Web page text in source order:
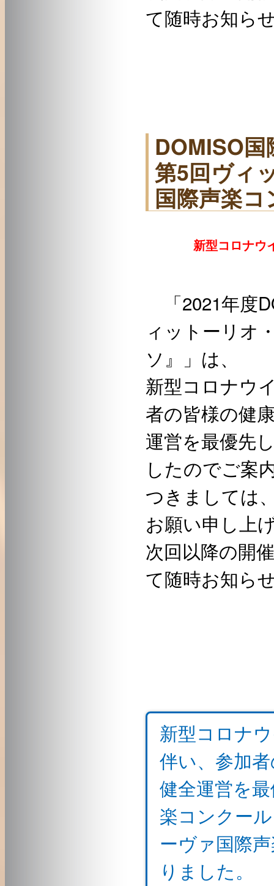
て随時お知ら
DOMISO
第5回ヴィ
国際声楽
新型コロナウ
「2021年度
ィットーリオ
ソ』」は、
新型コロナウ
者の皆様の健
運営を最優先
したのでご案
つきましては
お願い申し上
次回以降の開
て随時お知ら
新型コロナ
伴い、参加
健全運営を
楽コンクー
ーヴァ国際
りました。